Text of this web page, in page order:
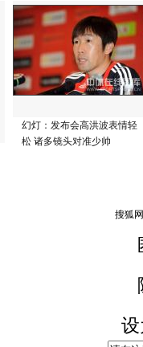
幻灯：发布会高洪波表情轻
松 诸多镜头对准少帅